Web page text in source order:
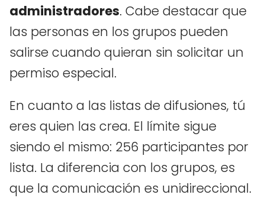
administradores. Cabe destacar que
las personas en los grupos pueden
salirse cuando quieran sin solicitar un
permiso especial.
En cuanto a las listas de difusiones, tú
eres quien las crea. El límite sigue
siendo el mismo: 256 participantes por
lista. La diferencia con los grupos, es
que la comunicación es unidireccional.